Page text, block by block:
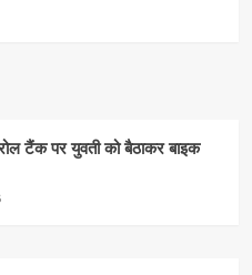
टैंक पर युवती को बैठाकर बाइक